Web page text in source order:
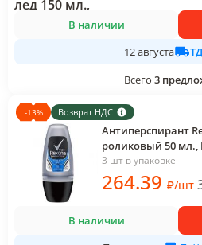
В наличии
12 августа
Всего 3
-13% Возврат НДС
Антиперспирант
роликовый 50 мл.,
3 шт в упаковке
264.39 ₽/шт
В наличии